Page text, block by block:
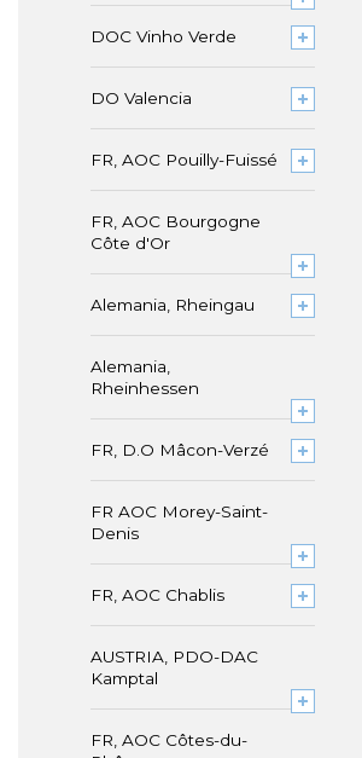
DOC Vinho Verde
DO Valencia
FR, AOC Pouilly-Fuissé
FR, AOC Bourgogne
Côte d'Or
Alemania, Rheingau
Alemania,
Rheinhessen
FR, D.O Mâcon-Verzé
FR AOC Morey-Saint-
Denis
FR, AOC Chablis
AUSTRIA, PDO-DAC
Kamptal
FR, AOC Côtes-du-